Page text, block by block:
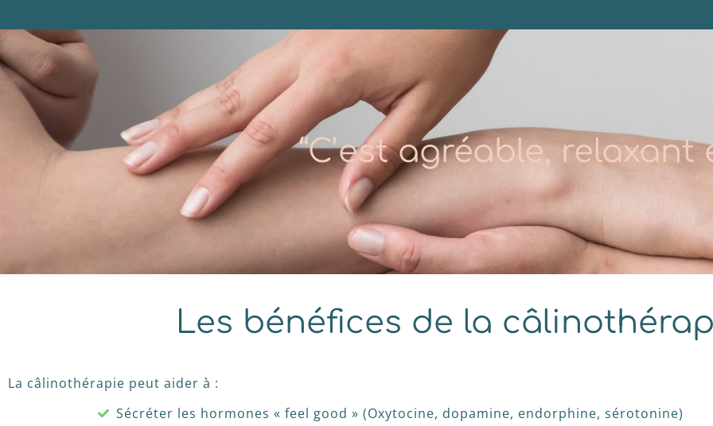
“C’est agréable, relaxant
Les bénéfices de la
La câlinothérapie peut aider à :
Sécréter les hormones « feel good » (Oxytocine, dopamine, endorphine, sérotonine)